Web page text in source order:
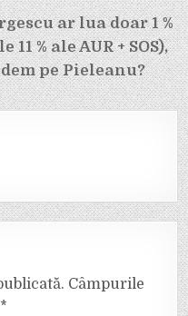
ar lua doar 1 %
% ale AUR + SOS),
pe Pieleanu?
Câmpurile
*